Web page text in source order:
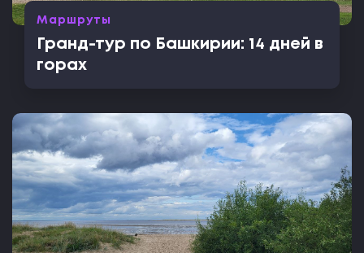
Маршруты
Гранд-тур по Башкирии: 14 дней в
горах